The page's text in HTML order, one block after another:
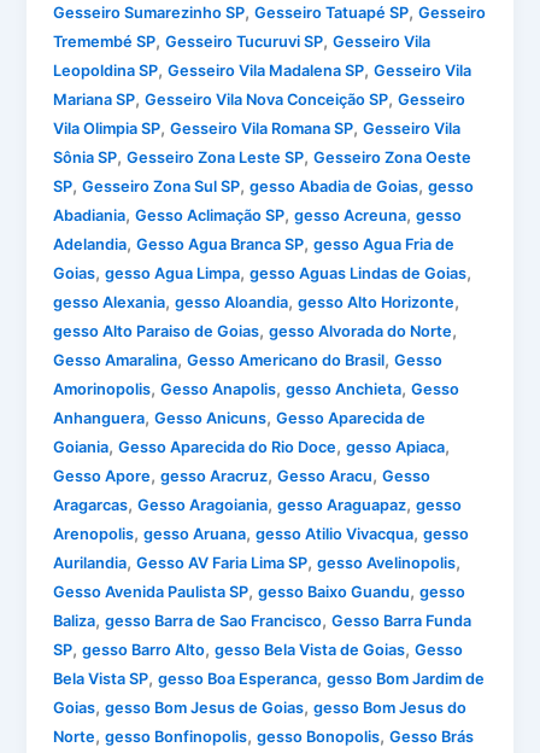
Gesseiro Sumarezinho SP,Gesseiro Tatuapé SP,Gesseiro
Tremembé SP,Gesseiro Tucuruvi SP,Gesseiro Vila
Leopoldina SP,Gesseiro Vila Madalena SP,Gesseiro Vila
Mariana SP,Gesseiro Vila Nova Conceição SP,Gesseiro
Vila Olimpia SP,Gesseiro Vila Romana SP,Gesseiro Vila
Sônia SP,Gesseiro Zona Leste SP,Gesseiro Zona Oeste
SP,Gesseiro Zona Sul SP,gesso Abadia de Goias,gesso
Abadiania,Gesso Aclimação SP,gesso Acreuna,gesso
Adelandia,Gesso Agua Branca SP,gesso Agua Fria de
Goias,gesso Agua Limpa,gesso Aguas Lindas de Goias,
gesso Alexania,gesso Aloandia,gesso Alto Horizonte,
gesso Alto Paraiso de Goias,gesso Alvorada do Norte,
Gesso Amaralina,Gesso Americano do Brasil,Gesso
Amorinopolis,Gesso Anapolis,gesso Anchieta,Gesso
Anhanguera,Gesso Anicuns,Gesso Aparecida de
Goiania,Gesso Aparecida do Rio Doce,gesso Apiaca,
Gesso Apore,gesso Aracruz,Gesso Aracu,Gesso
Aragarcas,Gesso Aragoiania,gesso Araguapaz,gesso
Arenopolis,gesso Aruana,gesso Atilio Vivacqua,gesso
Aurilandia,Gesso AV Faria Lima SP,gesso Avelinopolis,
Gesso Avenida Paulista SP,gesso Baixo Guandu,gesso
Baliza,gesso Barra de Sao Francisco,Gesso Barra Funda
SP,gesso Barro Alto,gesso Bela Vista de Goias,Gesso
Bela Vista SP,gesso Boa Esperanca,gesso Bom Jardim de
Goias,gesso Bom Jesus de Goias,gesso Bom Jesus do
Norte,gesso Bonfinopolis,gesso Bonopolis,Gesso Brás